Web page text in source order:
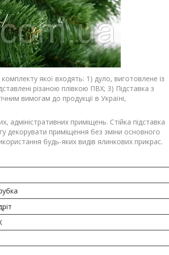
якої входять: 1) дуло, виготовлене із
різаною плівкою ПВХ; 3) Підставка з
вимогам до продукції в Україні,
приміщень. Стійка підставка
декорувати приміщення без зміни основного
будь-яких видів ялинкових прикрас.